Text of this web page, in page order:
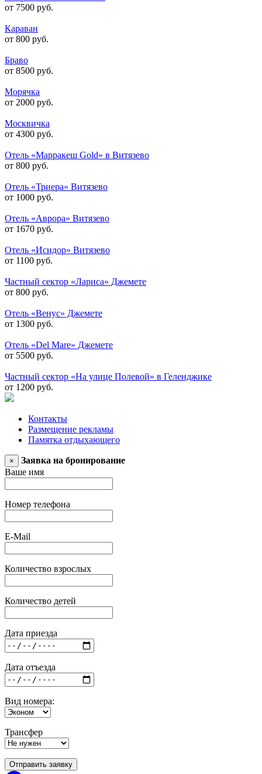
от 7500 руб.
Караван
от 800 руб.
Браво
от 8500 руб.
Морячка
от 2000 руб.
Москвичка
от 4300 руб.
Отель «Марракеш Gold» в Витязево
от 800 руб.
Отель «Триера» Витязево
от 1000 руб.
Отель «Аврора» Витязево
от 1670 руб.
Отель «Исидор» Витязево
от 1100 руб.
Частный сектор «Лариса» Джемете
от 800 руб.
Отель «Венус» Джемете
от 1300 руб.
Отель «Del Mare» Джемете
от 5500 руб.
Частный сектор «На улице Полевой» в Геленджике
от 1200 руб.
Контакты
Размещение рекламы
Памятка отдыхающего
×
Заявка на бронирование
Ваше имя
Номер телефона
E-Mail
Количество взрослых
Количество детей
Дата приезда
Дата отъезда
Вид номера:
Трансфер
Отправить заявку